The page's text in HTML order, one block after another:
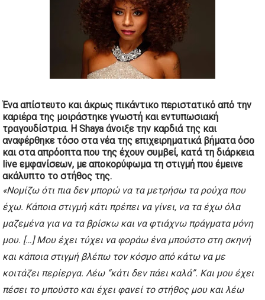
Ένα απίστευτο και άκρως πικάντικο περιστατικό από την
καριέρα της μοιράστηκε γνωστή και εντυπωσιακή
τραγουδίστρια. ΗShaya άνοιξε την καρδιά της και
αναφέρθηκε τόσο στα νέα της επιχειρηματικά βήματα όσο
και στααπρόοπταπου της έχουν συμβεί, κατά τη διάρκεια
live εμφανίσεων, με αποκορύφωμα τη στιγμή που έμεινε
ακάλυπτο το στήθος της.
«Νομίζω ότι πια δεν μπορώ να τα μετρήσω τα ρούχα που
έχω. Κάποια στιγμή κάτι πρέπει να γίνει, να τα έχω όλα
μαζεμένα για να τα βρίσκω και να φτιάχνω πράγματα μόνη
μου. […] Μου έχει τύχει να φοράω ένα μπούστο στη σκηνή
και κάποια στιγμή βλέπω τον κόσμο από κάτω να με
κοιτάζει περίεργα. Λέω “κάτι δεν πάει καλά”. Και μου έχει
πέσει το μπούστο και έχει φανεί το στήθος μου και λέω